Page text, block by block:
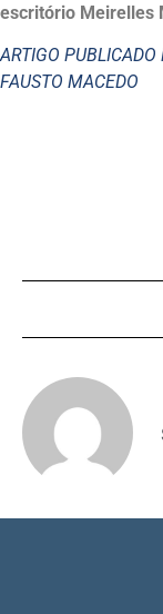
escritório Meirelles
ARTIGO
FAUSTO MACEDO